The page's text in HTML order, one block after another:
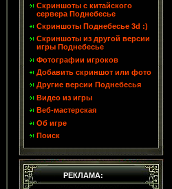
Скриншоты с китайского
сервера Поднебесье
Скриншоты Поднебесье 3d :)
Скриншоты из другой версии
игры Поднебесье
Фотографии игроков
Добавить скриншот или фото
Другие версии Поднебесья
Видео из игры
Веб-мастерская
Об игре
Поиск
РЕКЛАМА: